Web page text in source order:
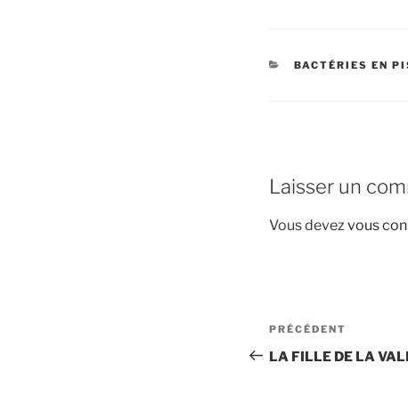
CATÉGORIES
BACTÉRIES EN
Laisser un
Vous devez vous
Navigation
de
Article
précédent
PRÉCÉDENT
LA FILLE DE LA